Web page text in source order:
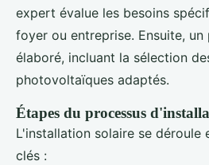
expert évalue les besoins
foyer ou entreprise. Ensuite, un
élaboré, incluant la sélection
photovoltaïques adaptés.
Étapes du processus
L'installation solaire se déroule
clés :